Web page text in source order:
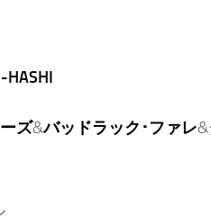
HASHI
ズ&バッドラック･ファレ&